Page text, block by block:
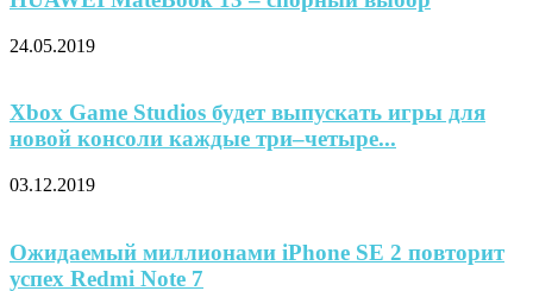
24.05.2019
Xbox Game Studios будет выпускать игры для
новой консоли каждые три–четыре...
03.12.2019
Ожидаемый миллионами iPhone SE 2 повторит
успех Redmi Note 7